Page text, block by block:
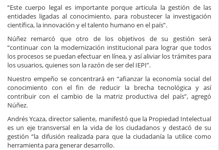
“Este cuerpo legal es importante porque articula la gestión de las
entidades ligadas al conocimiento, para robustecer la investigación
científica, la innovación y el talento humano en el país”.
Núñez remarcó que otro de los objetivos de su gestión será
“continuar con la modernización institucional para lograr que todos
los procesos se puedan efectuar en línea, y así aliviar los trámites para
los usuarios, quienes son la razón de ser del IEPI”.
Nuestro empeño se concentrará en “afianzar la economía social del
conocimiento con el fin de reducir la brecha tecnológica y así
contribuir con el cambio de la matriz productiva del país”, agregó
Núñez.
Andrés Ycaza, director saliente, manifestó que la Propiedad Intelectual
es un eje transversal en la vida de los ciudadanos y destacó de su
gestión “la difusión realizada para que la ciudadanía la utilice como
herramienta para generar desarrollo.